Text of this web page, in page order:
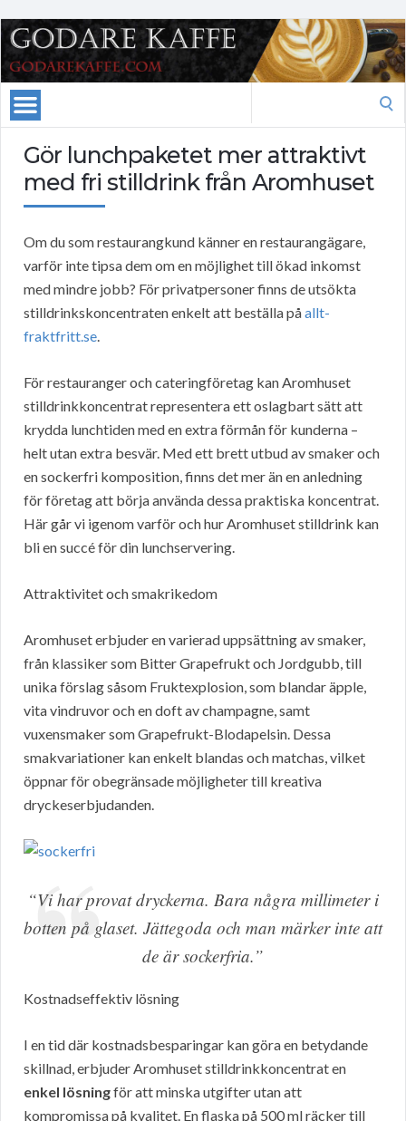
Gör lunchpaketet mer attraktivt
med fri stilldrink från Aromhuset
Om du som restaurangkund känner en restaurangägare,
varför inte tipsa dem om en möjlighet till ökad inkomst
med mindre jobb? För privatpersoner finns de utsökta
stilldrinkskoncentraten enkelt att beställa påallt-
fraktfritt.se.
För restauranger och cateringföretag kan Aromhuset
stilldrinkkoncentrat representera ett oslagbart sätt att
krydda lunchtiden med en extra förmån för kunderna –
helt utan extra besvär. Med ett brett utbud av smaker och
en sockerfri komposition, finns det mer än en anledning
för företag att börja använda dessa praktiska koncentrat.
Här går vi igenom varför och hur Aromhuset stilldrink kan
bli en succé för din lunchservering.
Attraktivitet och smakrikedom
Aromhuset erbjuder en varierad uppsättning av smaker,
från klassiker som Bitter Grapefrukt och Jordgubb, till
unika förslag såsom Fruktexplosion, som blandar äpple,
vita vindruvor och en doft av champagne, samt
vuxensmaker som Grapefrukt-Blodapelsin. Dessa
smakvariationer kan enkelt blandas och matchas, vilket
öppnar för obegränsade möjligheter till kreativa
dryckeserbjudanden.
“Vi har provat dryckerna. Bara några millimeter i
botten på glaset. Jättegoda och man märker inte att
de är sockerfria.”
Kostnadseffektiv lösning
I en tid där kostnadsbesparingar kan göra en betydande
skillnad, erbjuder Aromhuset stilldrinkkoncentrat en
enkel lösningför att minska utgifter utan att
kompromissa på kvalitet. En flaska på 500 ml räcker till